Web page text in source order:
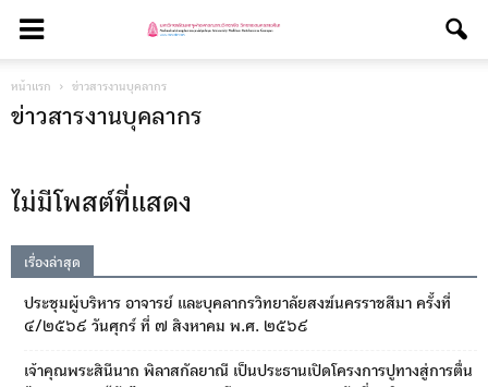
หน้าแรก ข่าวสารงานบุคลากร
ข่าวสารงานบุคลากร
ไม่มีโพสต์ที่แสดง
เรื่องล่าสุด
ประชุมผู้บริหาร อาจารย์ และบุคลากรวิทยาลัยสงฆ์นครราชสีมา ครั้งที่
๔/๒๕๖๙ วันศุกร์ ที่ ๗ สิงหาคม พ.ศ. ๒๕๖๙
เจ้าคุณพระสินีนาถ พิลาสกัลยาณี เป็นประธานเปิดโครงการปูทางสู่การตื่น